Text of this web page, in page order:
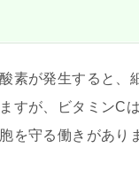
素が発生すると、
すが、ビタミンC
を守る働きがあり